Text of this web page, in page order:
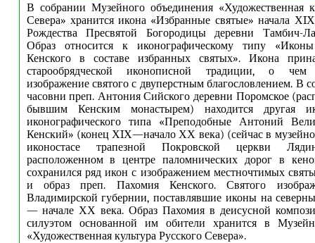
В собрании Музейного объединения «Художественная
Севера» хранится икона «Избранные святые» начала
Рождества Пресвятой Богородицы деревни Тамбич-
Образ относится к иконографическому типу
Кенского в составе избранных святых». Икона
старообрядческой иконописной традиции, о чем
изображение святого с двуперстным благословлением. В
часовни преп. Антония Сийского деревни Поромское
бывшим Кенским монастырем) находится другая
иконографического типа «Преподобные Антоний
Кенский» (конец ХIХ—начало ХХ века) (сейчас в
иконостасе трапезной Покровской церкви
расположенном в центре паломнических дорог в
сохранился ряд икон с изображением местночтимых
и образ преп. Пахомия Кенского. Святого
Владимирской губернии, поставлявшие иконы на
— начале ХХ века. Образ Пахомия в деисусной
силуэтом основанной им обители хранится в
«Художественная культура Русского Севера».